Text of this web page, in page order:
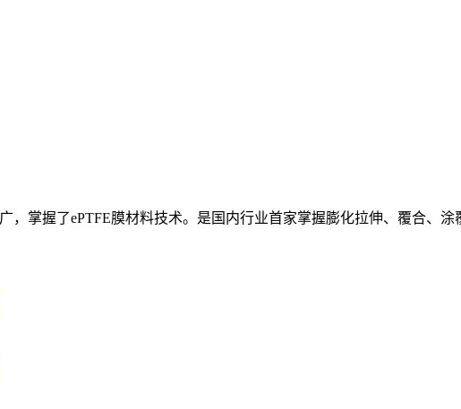
，掌握了ePTFE膜材料技术。是国内行业首家掌握膨化拉伸、覆合、